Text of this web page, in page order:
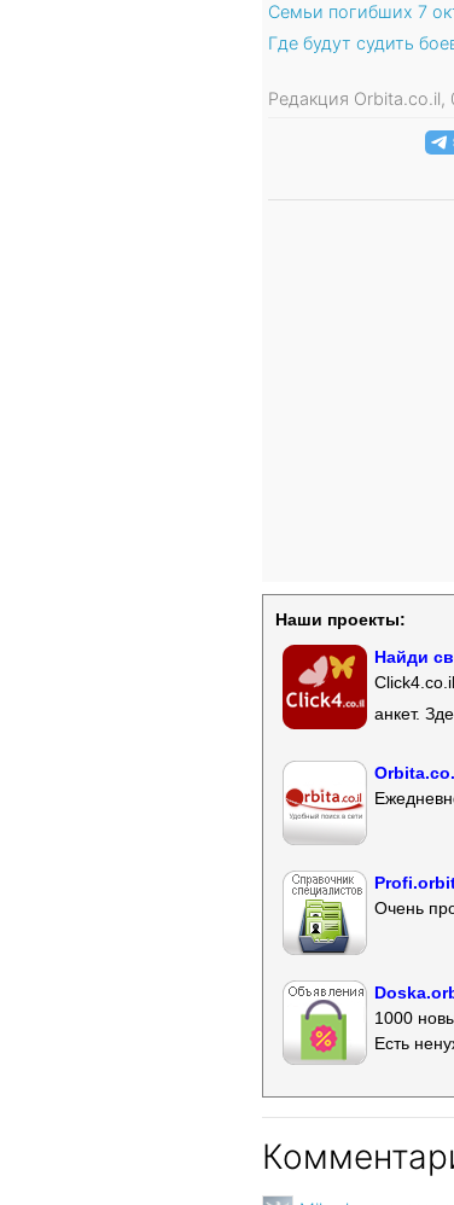
Семьи погибших 7
Где будут судить
Редакция
Наши проекты:
Найди
анкет.
Очень
1000
Есть